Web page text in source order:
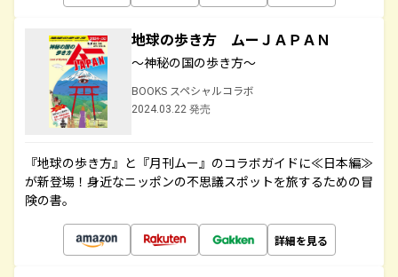
地球の歩き方 ムーＪＡＰＡＮ
～神秘の国の歩き方～
BOOKS スペシャルコラボ
2024.03.22 発売
『地球の歩き方』と『月刊ムー』のコラボガイドに≪日本編≫
が新登場！身近なニッポンの不思議スポットを旅するための冒
険の書。
詳細を見る